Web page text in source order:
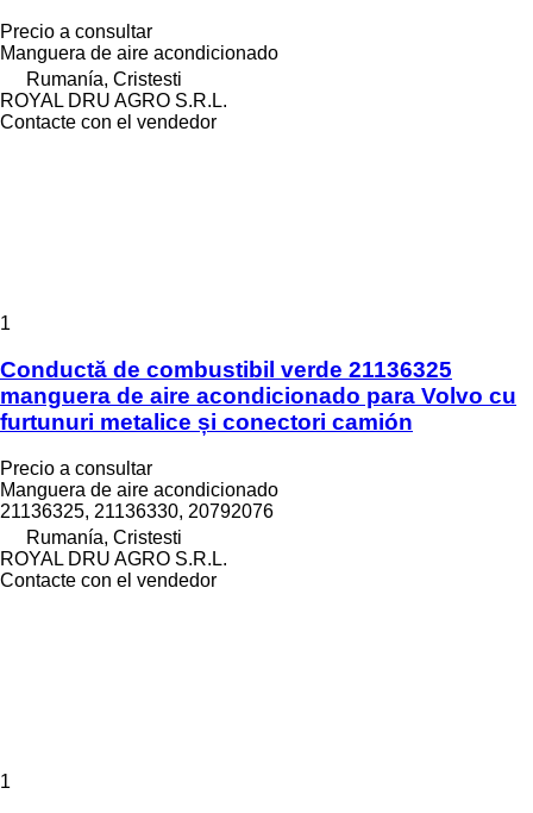
Precio a consultar
Manguera de aire acondicionado
Rumanía, Cristesti
ROYAL DRU AGRO S.R.L.
Contacte con el vendedor
1
Conductă de combustibil verde 21136325
manguera de aire acondicionado para Volvo cu
furtunuri metalice și conectori camión
Precio a consultar
Manguera de aire acondicionado
21136325, 21136330, 20792076
Rumanía, Cristesti
ROYAL DRU AGRO S.R.L.
Contacte con el vendedor
1